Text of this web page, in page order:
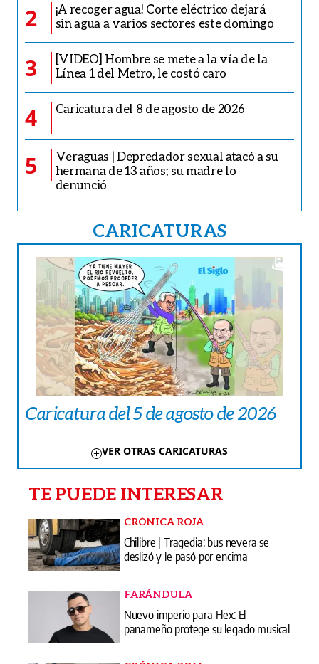
2
¡A recoger agua! Corte eléctrico dejará
sin agua a varios sectores este domingo
3
[VIDEO] Hombre se mete a la vía de la
Línea 1 del Metro, le costó caro
4 Caricatura del 8 de agosto de 2026
5
Veraguas | Depredador sexual atacó a su
hermana de 13 años; su madre lo
denunció
CARICATURAS
Caricatura del 5 de agosto de 2026
VER OTRAS CARICATURAS
TE PUEDE INTERESAR
CRÓNICA ROJA
Chilibre | Tragedia: bus nevera se
deslizó y le pasó por encima
FARÁNDULA
Nuevo imperio para Flex: El
panameño protege su legado musical